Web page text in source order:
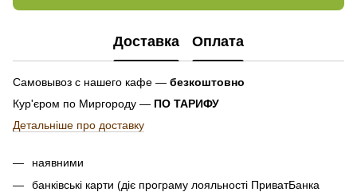
Доставка Оплата
Самовывоз с нашего кафе — безкоштовно
Кур'єром по Миргороду — ПО ТАРИФУ
Детальніше про доставку
наявними
банківські карти (діє програму лояльності ПриватБанка